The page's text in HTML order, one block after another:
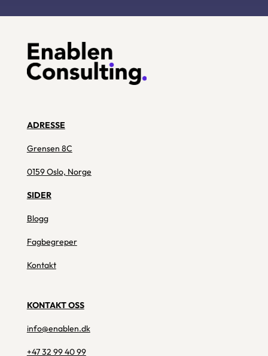
ADRESSE
Grensen 8C
0159 Oslo, Norge
SIDER
Blogg
Fagbegreper
Kontakt
KONTAKT OSS
info@enablen.dk
+47 32 99 40 99